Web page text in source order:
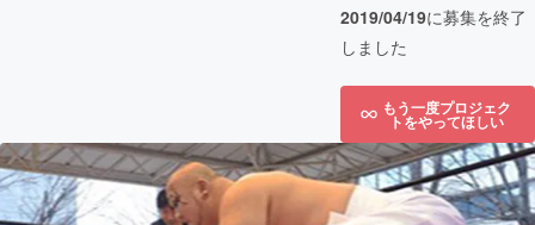
2019/04/19に募集を終了
しました
もう一度プロジェク
トをやってほしい